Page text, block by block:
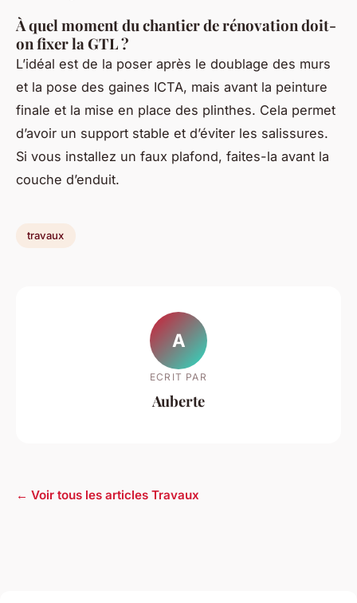
À quel moment du chantier de rénovation doit-
on fixer la GTL ?
L’idéal est de la poser après le doublage des murs
et la pose des gaines ICTA, mais avant la peinture
finale et la mise en place des plinthes. Cela permet
d’avoir un support stable et d’éviter les salissures.
Si vous installez un faux plafond, faites-la avant la
couche d’enduit.
travaux
A
ECRIT PAR
Auberte
← Voir tous les articles Travaux